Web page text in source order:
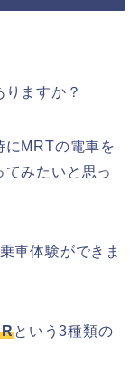
ますか？
に MRTの電車を
みたいと思っ
車体験ができま
という3種類の